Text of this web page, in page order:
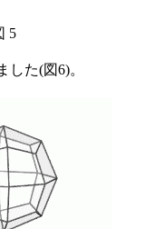
5
た(図6)。